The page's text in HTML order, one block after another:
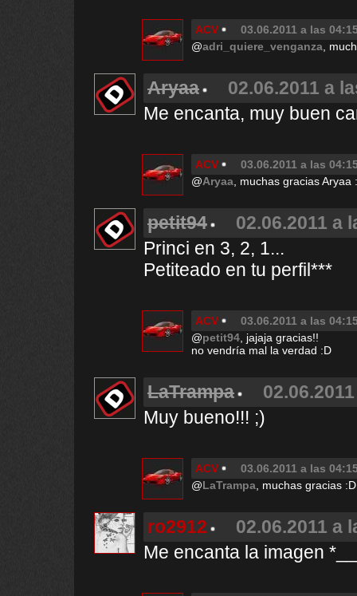
ACV
03.06.2011 a las
@adri_quiere_venganza ,
Aryaa
02.06.2011 a
Me encanta, muy buen
ACV
03.06.2011 a las
@Aryaa , muchas gracias Aryaa
petit94
02.06.2011 a
Princi en 3, 2, 1...
Petiteado en tu perfil***
ACV
03.06.2011 a las
@petit94 , jajaja gracias!!
no vendría mal la verdad :D
LaTrampa
Muy bueno!!! ;)
ACV
03.06.2011 a las
@LaTrampa , muchas gracias :D
ro2912
02.06.2011 a
Me encanta la imagen